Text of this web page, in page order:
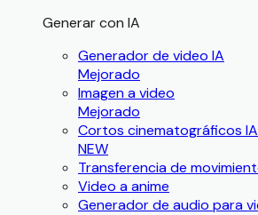
Generar con IA
Generador de video IA
Mejorado
Imagen a video
Mejorado
Cortos cinematográficos IA
NEW
Transferencia de
Video a anime
Generador de audio para